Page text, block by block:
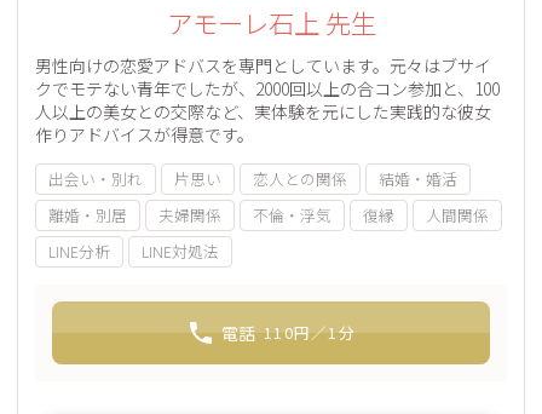
アモーレ石上 先生
男性向けの恋愛アドバスを専門としています。元々はブサイ
クでモテない青年でしたが、2000回以上の合コン参加と、100
人以上の美女との交際など、実体験を元にした実践的な彼女
作りアドバイスが得意です。
出会い・別れ 片思い 恋人との関係
結婚・婚活
離婚・別居
夫婦関係 不倫・浮気 復縁
人間関係
LINE分析
LINE対処法
電話 110円／1分